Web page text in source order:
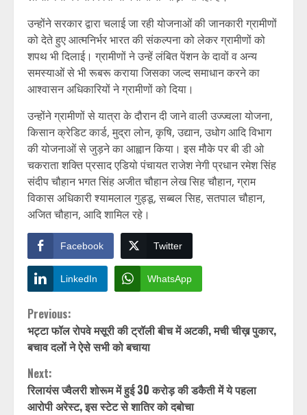
उन्होंने सरकार द्वारा चलाई जा रही योजनाओं की जानकारी ग्रामीणों
को देते हुए आत्मनिर्भर भारत की संकल्पना को लेकर ग्रामीणों को
शपथ भी दिलाई। ग्रामीणों ने उन्हें लंबित पेंशन के दावों व अन्य
समस्याओं से भी रूबरू कराया जिसका जल्द समाधान करने का
आश्वासन अधिकारियों ने ग्रामीणों को दिया।
उन्होंने ग्रामीणों से यात्रा के दौरान दी जाने वाली उज्ज्वला योजना,
किसान क्रेडिट कार्ड, मुद्रा लोन, कृषि, उद्यान, उधोग आदि विभाग
की योजनाओं से जुड़ने का आह्वान किया। इस मौके पर बी डी ओ
चकराता शक्ति प्रसाद एडियो पंचायत राजेश नेगी प्रधान रमेश सिंह
संदीप चौहान भगत सिंह अजीत चौहान लेख सिह चौहान, ग्राम
विकास अधिकारी श्यामलाल गुड्डू, सब्बल सिह, सतपाल चौहान,
अजित चौहान, आदि शामिल रहे।
Facebook Twitter
LinkedIn WhatsApp
Continue
Reading
Previous:
भट्टा फॉल रोपवे मसूरी की ट्रॉली बीच में अटकी, मची चीख़ पुकार,
बचाव दलों ने ऐसे सभी को बचाया
Next:
रिलायंस ज्वैलरी शोरूम में हुई 30 करोड़ की डकैती में ये पहला
आरोपी अरेस्ट, इस स्टेट से शातिर को दबोचा